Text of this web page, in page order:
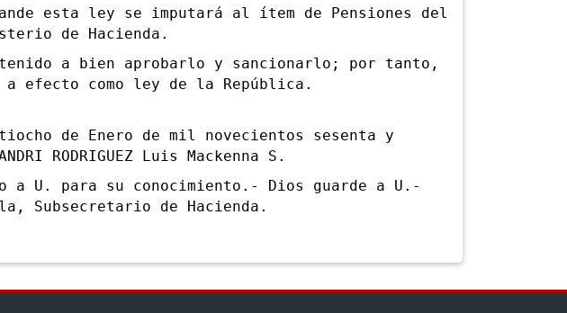
esta ley se imputará al ítem de Pensiones del
de Hacienda.
a bien aprobarlo y sancionarlo; por tanto,
efecto como ley de la República.
de Enero de mil novecientos sesenta y
RODRIGUEZ Luis Mackenna S.
U. para su conocimiento.- Dios guarde a U.-
Subsecretario de Hacienda.